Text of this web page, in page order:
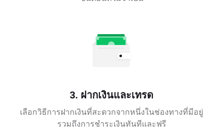
3. ฝากเงินและเทรด
เลือกวิธีการฝากเงินที่สะดวกจากหนึ่งในช่องทางที่มีอยู่
รวมถึงการชำระเงินทันทีและฟรี